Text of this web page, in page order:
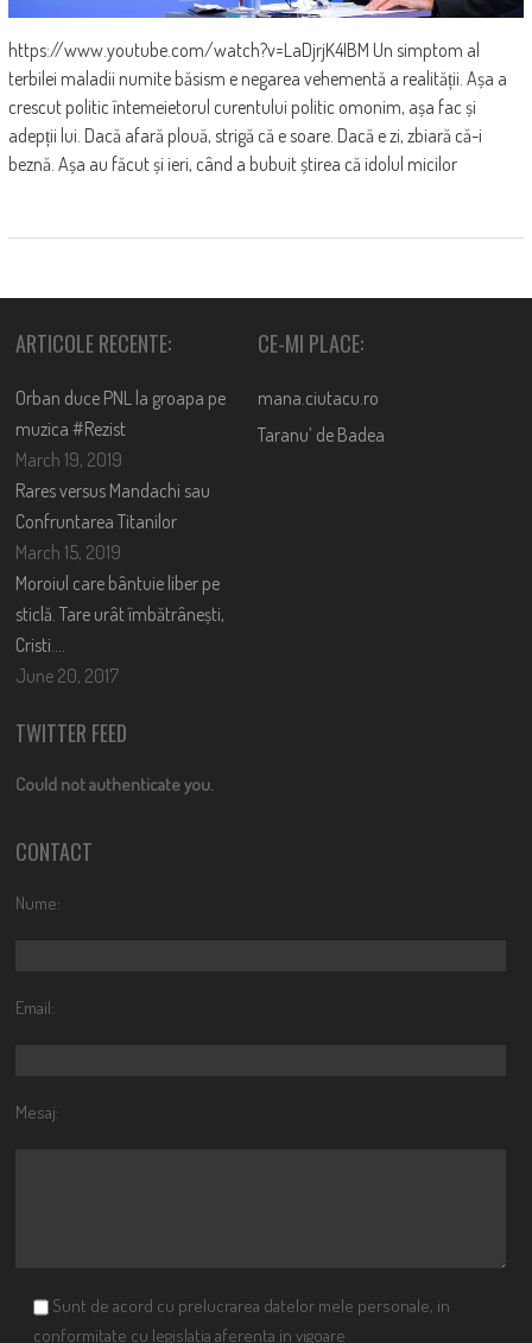
https://www.youtube.com/watch?v=LaDjrjK4IBM Un simptom al
terbilei maladii numite băsism e negarea vehementă a realității. Așa a
crescut politic întemeietorul curentului politic omonim, așa fac și
adepții lui. Dacă afară plouă, strigă că e soare. Dacă e zi, zbiară că-i
beznă. Așa au făcut și ieri, când a bubuit știrea că idolul micilor
ARTICOLE RECENTE:
Orban duce PNL la groapa pe
muzica #Rezist
March 19, 2019
Rares versus Mandachi sau
Confruntarea Titanilor
March 15, 2019
Moroiul care bântuie liber pe
sticlă. Tare urât îmbătrânești,
Cristi….
June 20, 2017
CE-MI PLACE:
mana.ciutacu.ro
Taranu’ de Badea
TWITTER FEED
Could not authenticate you.
CONTACT
Nume:
Email:
Mesaj:
Sunt de acord cu prelucrarea datelor mele personale, in
conformitate cu legislatia aferenta in vigoare